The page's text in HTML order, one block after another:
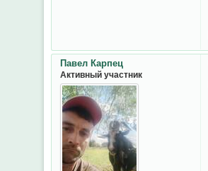
Павел Карпец
Активный участник